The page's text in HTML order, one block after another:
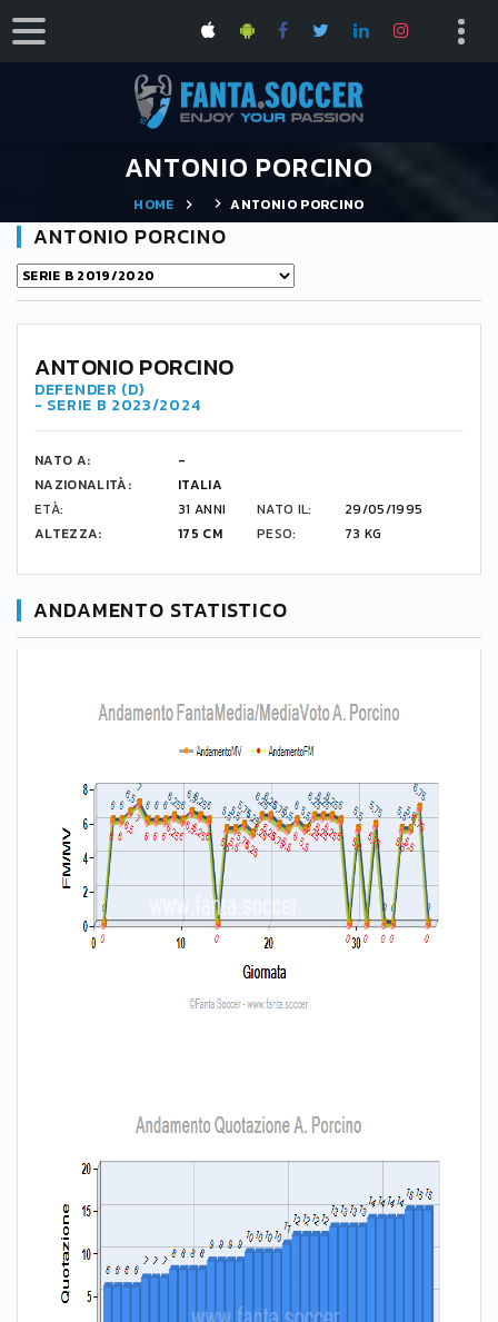
ANTONIO PORCINO
HOME ANTONIO PORCINO
ANTONIO PORCINO
ANTONIO PORCINO
DEFENDER (D)
- SERIE B 2023/2024
NATO A:
-
NAZIONALITÀ:
ITALIA
ETÀ:
31 ANNI NATO IL:
29/05/1995
ALTEZZA:
175 CM PESO: 73 KG
ANDAMENTO STATISTICO